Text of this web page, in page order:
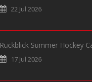
22 Jul 2026
Rückblick Summer Hockey
17 Jul 2026